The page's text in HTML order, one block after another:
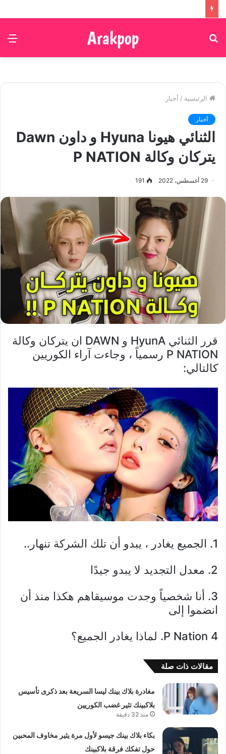
الرئيسية / أخبار
أخبار
الثنائي هيونا Hyuna و داون Dawn
يتركان وكالة P NATION
29 أغسطس، 2022 191
قرر الثنائي HyunA و DAWN ان يتركان وكالة
P NATION رسمياً ، وجاءت آراء الكوريين
كالتالي:
1. الجميع يغادر ، يبدو أن تلك الشركة تنهار..
2. معدل التجديد لا يبدو جيدًا
3. أنا شخصياً وجدت موسيقاهم هكذا منذ أن
انضموا إلى
P Nation 4. لماذا يغادر الجميع؟
مقالات ذات صلة
مغادرة بلاك بينك ليسا السريعة بعد ذكرى تأسيس
بلاكبينك تثير غضب الكوريين
منذ 32 دقيقة
بكاء بلاك بينك جيسو لأول مرة يثير مخاوف المحبين
حول تفكك فرقة بلاكبينك